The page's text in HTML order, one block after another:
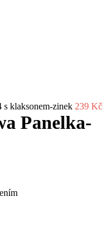
s klaksonem-zinek 239 Kč
Panelka-